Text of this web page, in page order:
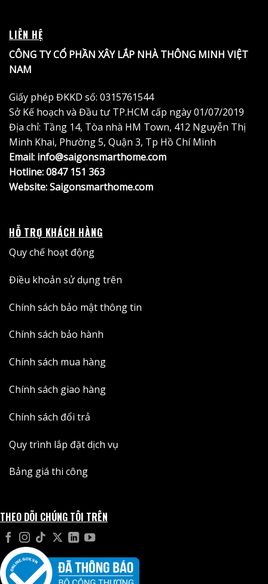
LIÊN HỆ
CÔNG TY CỔ PHẦN XÂY LẮP NHÀ THÔNG MINH VIỆT
NAM
Giấy phép ĐKKD số: 0315761544
Sở Kế hoạch và Đầu tư TP.HCM cấp ngày 01/07/2019
Địa chỉ: Tầng 14, Tòa nhà HM Town, 412 Nguyễn Thị
Minh Khai, Phường 5, Quận 3, Tp Hồ Chí Minh
Email: info@saigonsmarthome.com
Hotline:0847 151 363
Website:Saigonsmarthome.com
HỖ TRỢ KHÁCH HÀNG
Quy chế hoạt động
Điều khoản sử dụng trên
Chính sách bảo mật thông tin
Chính sách bảo hành
Chính sách mua hàng
Chính sách giao hàng
Chính sách đổi trả
Quy trình lắp đặt dịch vụ
Bảng giá thi công
THEO DÕI CHÚNG TÔI TRÊN